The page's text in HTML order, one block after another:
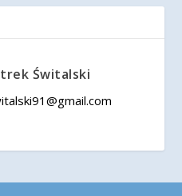
Świtalski